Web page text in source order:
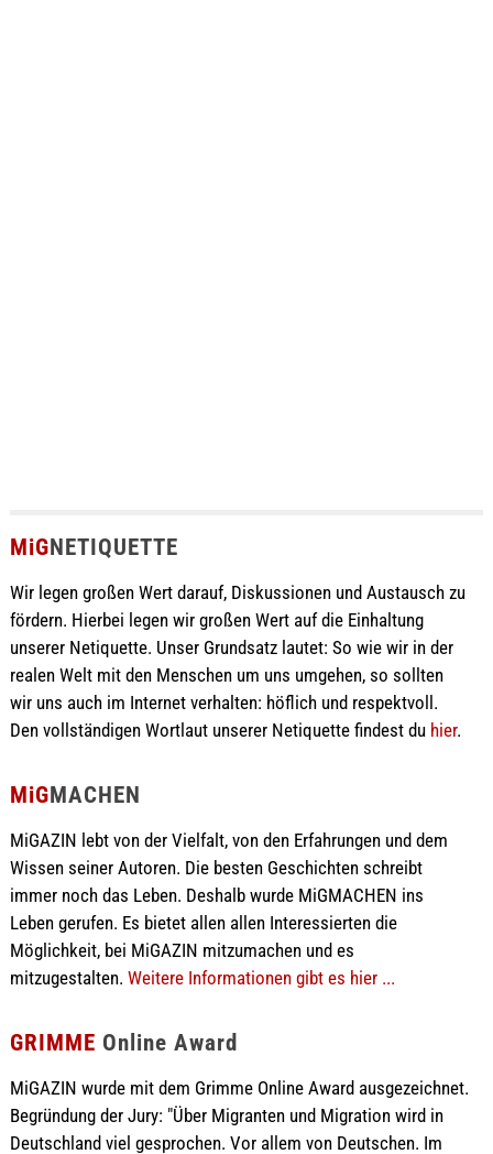
MiGNETIQUETTE
Wir legen großen Wert darauf, Diskussionen und Austausch zu
fördern. Hierbei legen wir großen Wert auf die Einhaltung
unserer Netiquette. Unser Grundsatz lautet: So wie wir in der
realen Welt mit den Menschen um uns umgehen, so sollten
wir uns auch im Internet verhalten: höflich und respektvoll.
Den vollständigen Wortlaut unserer Netiquette findest du hier.
MiGMACHEN
MiGAZIN lebt von der Vielfalt, von den Erfahrungen und dem
Wissen seiner Autoren. Die besten Geschichten schreibt
immer noch das Leben. Deshalb wurde MiGMACHEN ins
Leben gerufen. Es bietet allen allen Interessierten die
Möglichkeit, bei MiGAZIN mitzumachen und es
mitzugestalten. Weitere Informationen gibt es hier ...
GRIMME Online Award
MiGAZIN wurde mit dem Grimme Online Award ausgezeichnet.
Begründung der Jury: "Über Migranten und Migration wird in
Deutschland viel gesprochen. Vor allem von Deutschen. Im